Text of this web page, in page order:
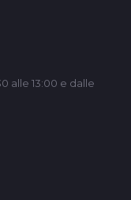
alle 13:00 e dalle